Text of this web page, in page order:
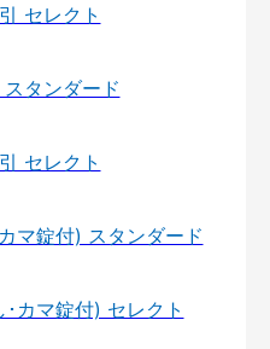
セレクト
タンダード
セレクト
マ錠付) スタンダード
カマ錠付) セレクト